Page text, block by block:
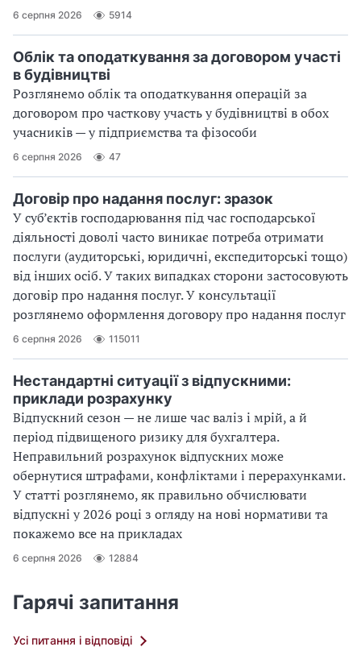
6 серпня 2026 5914
Облік та оподаткування за договором участі
в будівництві
Розглянемо облік та оподаткування операцій за
договором про часткову участь у будівництві в обох
учасників — у підприємства та фізособи
6 серпня 2026 47
Договір про надання послуг: зразок
У суб’єктів господарювання під час господарської
діяльності доволі часто виникає потреба отримати
послуги (аудиторські, юридичні, експедиторські тощо)
від інших осіб. У таких випадках сторони застосовують
договір про надання послуг. У консультації
розглянемо оформлення договору про надання послуг
6 серпня 2026 115011
Нестандартні ситуації з відпускними:
приклади розрахунку
Відпускний сезон — не лише час валіз і мрій, а й
період підвищеного ризику для бухгалтера.
Неправильний розрахунок відпускних може
обернутися штрафами, конфліктами і перерахунками.
У статті розглянемо, як правильно обчислювати
відпускні у 2026 році з огляду на нові нормативи та
покажемо все на прикладах
6 серпня 2026 12884
Гарячі запитання
Усі питання і відповіді